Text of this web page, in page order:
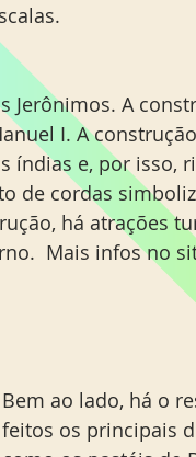
Jerônimos. A
I. A
índias e, por isso,
de cordas
há atrações
Mais infos no
Bem ao lado, há o
feitos os principais